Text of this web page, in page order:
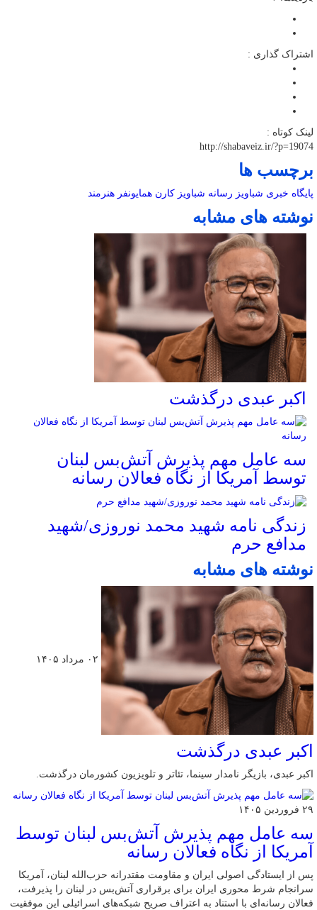
اشتراک گذاری :
لینک کوتاه :
http://shabaveiz.ir/?p=19074
برچسب ها
پایگاه خبری شباویز رسانه شباویز کارن همایونفر هنرمند
نوشته های مشابه
اکبر عبدی درگذشت
سه عامل مهم پذیرش آتش‌بس لبنان
توسط آمریکا از نگاه فعالان رسانه
زندگی نامه شهید محمد نوروزی/شهید
مدافع حرم
نوشته های مشابه
۰۲ مرداد ۱۴۰۵
اکبر عبدی درگذشت
اکبر عبدی، بازیگر نامدار سینما، تئاتر و تلویزیون کشورمان درگذشت.
۲۹ فروردین ۱۴۰۵
سه عامل مهم پذیرش آتش‌بس لبنان توسط
آمریکا از نگاه فعالان رسانه
پس از ایستادگی اصولی ایران و مقاومت مقتدرانه حزب‌الله لبنان، آمریکا
سرانجام شرط محوری ایران برای برقراری آتش‌بس در لبنان را پذیرفت،
فعالان رسانه‌ای با استناد به اعتراف صریح شبکه‌های اسرائیلی این موفقیت